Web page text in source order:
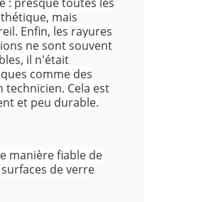
mais
Enfin, les rayures
ne sont souvent
il n'était
comme des
Cela est
et peu durable.
manière fiable de
de verre